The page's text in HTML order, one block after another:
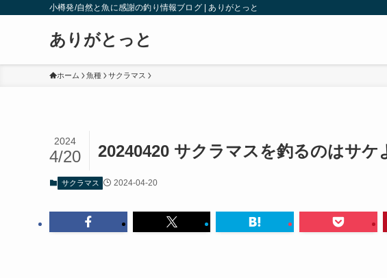
小樽発/自然と魚に感謝の釣り情報ブログ | ありがとっと
ありがとっと
ホーム 魚種 サクラマス
20240420 サクラマスを釣るのはサケ
2024
4/20
サクラマス 2024-04-20